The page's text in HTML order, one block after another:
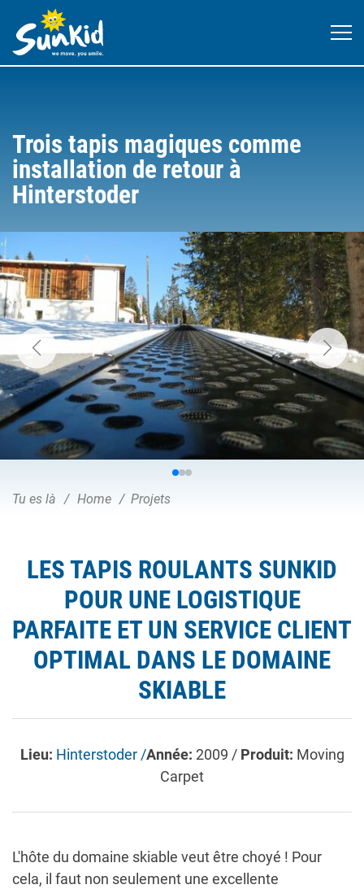
Trois tapis magiques comme
installation de retour à
Hinterstoder
Tu es là Home Projets
LES TAPIS ROULANTS SUNKID
POUR UNE LOGISTIQUE
PARFAITE ET UN SERVICE CLIENT
OPTIMAL DANS LE DOMAINE
SKIABLE
Lieu: Hinterstoder /Année: 2009 / Produit: Moving
Carpet
L'hôte du domaine skiable veut être choyé ! Pour
cela, il faut non seulement une excellente